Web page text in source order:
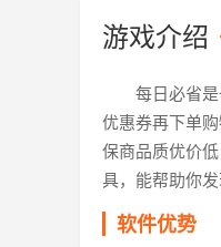
游戏介绍
每日必省
优惠券再下单
保商品质优价
具，能帮助你发
软件优势